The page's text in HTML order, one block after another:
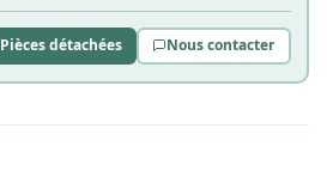
Pièces détachées Nous contacter